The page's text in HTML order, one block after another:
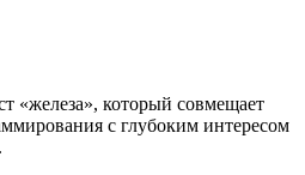
«железа», который совмещает
с глубоким интересом